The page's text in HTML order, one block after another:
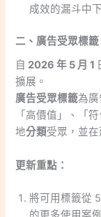
成效的漏斗中
二、廣告受眾標籤
自 2026 年 5 月 1
擴展。
廣告受眾標籤為
「高價值」、「
地分類受眾，並
更新重點：
將可用標籤從